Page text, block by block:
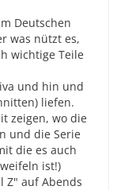
Deutschen
was nützt es,
wichtige Teile
und hin und
liefen.
zeigen, wo die
und die Serie
die es auch
ist!)
Z" auf Abends